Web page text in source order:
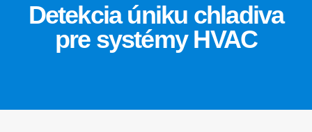
Detekcia úniku chladiva
pre systémy HVAC